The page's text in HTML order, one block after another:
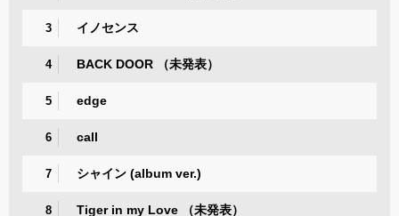
3 イノセンス
4 BACK DOOR （未発表）
5 edge
6 call
7 シャイン (album ver.)
8 Tiger in my Love （未発表）